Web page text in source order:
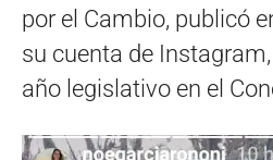
por el Cambio, publicó
su cuenta de
año legislativo en el